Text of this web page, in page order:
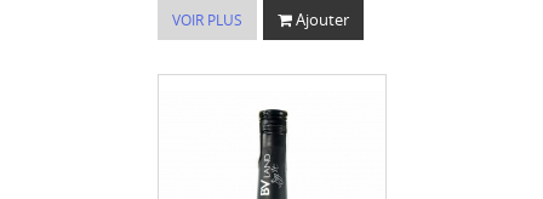
VOIR PLUS Ajouter